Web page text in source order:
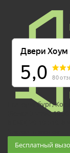
Екатеринбург,
(Белка 3 этаж)
Бесплатный